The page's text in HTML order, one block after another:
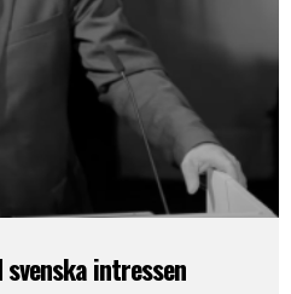
intressen